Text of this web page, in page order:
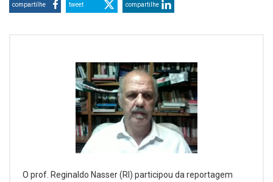
compartilhe tweet compartilhe
O prof. Reginaldo Nasser (RI) participou da reportagem